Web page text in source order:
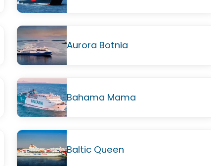
Aurora Botnia
Bahama Mama
Baltic Queen